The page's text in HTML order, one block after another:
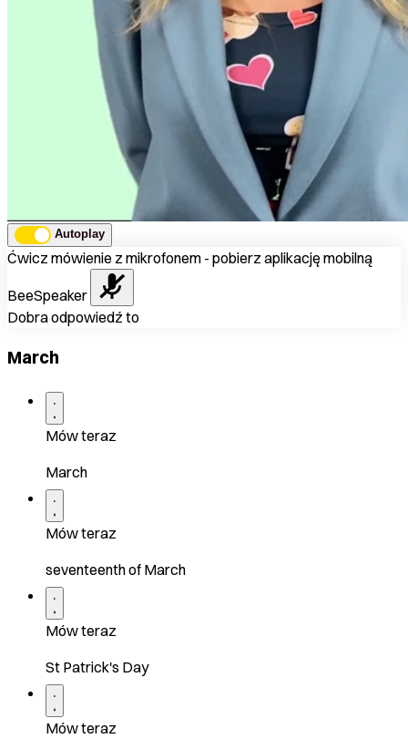
Autoplay
Ćwicz mówienie z mikrofonem - pobierz aplikację mobilną
BeeSpeaker
Dobra odpowiedź to
March
Mów teraz
March
Mów teraz
seventeenth of March
Mów teraz
St Patrick's Day
Mów teraz